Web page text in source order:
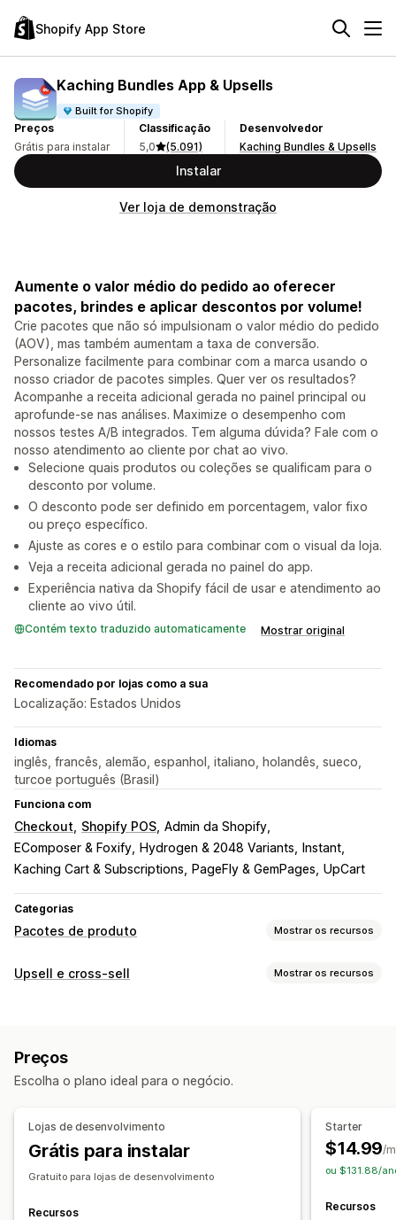
Shopify App Store
Kaching Bundles App & Upsells
Built for Shopify
Preços
Grátis para instalar
Classificação
5,0
(5.091)
Desenvolvedor
Kaching Bundles & Upsells
Instalar
Ver loja de demonstração
Aumente o valor médio do pedido ao oferecer
pacotes, brindes e aplicar descontos por volume!
Crie pacotes que não só impulsionam o valor médio do pedido
(AOV), mas também aumentam a taxa de conversão.
Personalize facilmente para combinar com a marca usando o
nosso criador de pacotes simples. Quer ver os resultados?
Acompanhe a receita adicional gerada no painel principal ou
aprofunde-se nas análises. Maximize o desempenho com
nossos testes A/B integrados. Tem alguma dúvida? Fale com o
nosso atendimento ao cliente por chat ao vivo.
Selecione quais produtos ou coleções se qualificam para o
desconto por volume.
O desconto pode ser definido em porcentagem, valor fixo
ou preço específico.
Ajuste as cores e o estilo para combinar com o visual da loja.
Veja a receita adicional gerada no painel do app.
Experiência nativa da Shopify fácil de usar e atendimento ao
cliente ao vivo útil.
Contém texto traduzido automaticamente Mostrar original
Recomendado por lojas como a sua
Localização: Estados Unidos
Idiomas
inglês, francês, alemão, espanhol, italiano, holandês, sueco,
turcoe português (Brasil)
Funciona com
Checkout Shopify POS Admin da Shopify
EComposer & Foxify Hydrogen & 2048 Variants Instant
Kaching Cart & Subscriptions PageFly & GemPages UpCart
Categorias
Pacotes de produto Mostrar os recursos
Tipos de pacotes
Pacotes de upsell
Produtos frequentemente comprados juntos
Pacotes personalizados
Preços que você pode definir
Descontos
Descontos fixos
Upsell e cross-sell Mostrar os recursos
Complementos com um clique
HTML personalizado
Editor de arrastar e soltar
Regras personalizadas
Ofertas e recomendações
Garantias
Proteção de frete Brindes
Embalagem de presente
Preços
Escolha o plano ideal para o negócio.
Lojas de desenvolvimento
Grátis para instalar
Gratuito para lojas de desenvolvimento
Recursos
Starter
$14.99/
ou $131.88/
Recursos